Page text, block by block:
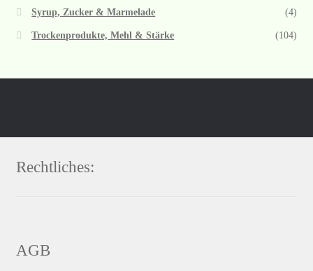
Syrup, Zucker & Marmelade (4)
Trockenprodukte, Mehl & Stärke (104)
Rechtliches:
AGB